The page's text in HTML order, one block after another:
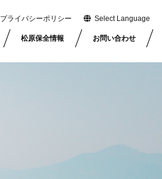
プライバシーポリシー Select Language
松原保全情報 お問い合わせ